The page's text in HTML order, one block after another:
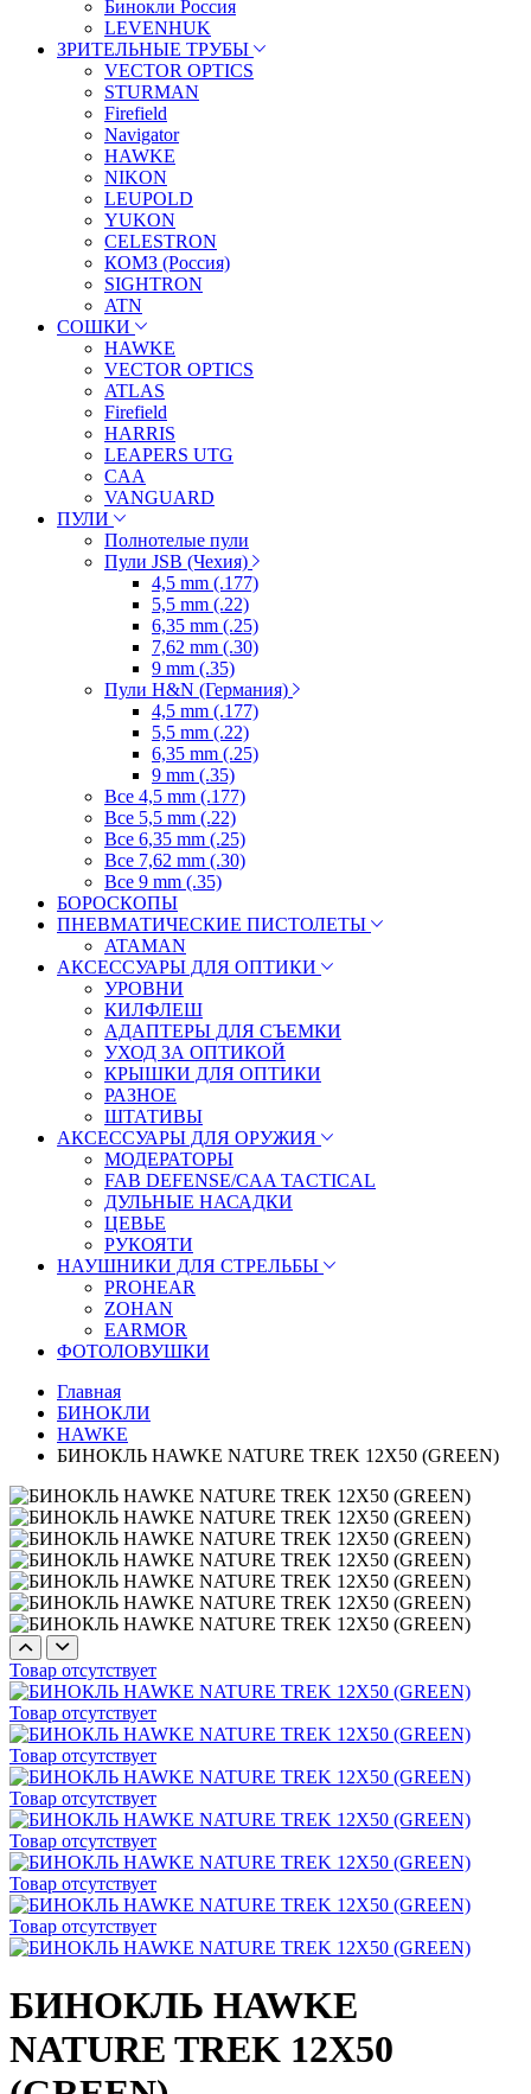
Бинокли Россия
LEVENHUK
ЗРИТЕЛЬНЫЕ ТРУБЫ
VECTOR OPTICS
STURMAN
Firefield
Navigator
HAWKE
NIKON
LEUPOLD
YUKON
CELESTRON
КОМЗ (Россия)
SIGHTRON
ATN
СОШКИ
HAWKE
VECTOR OPTICS
ATLAS
Firefield
HARRIS
LEAPERS UTG
CAA
VANGUARD
ПУЛИ
Полнотелые пули
Пули JSB (Чехия)
4,5 mm (.177)
5,5 mm (.22)
6,35 mm (.25)
7,62 mm (.30)
9 mm (.35)
Пули H&N (Германия)
4,5 mm (.177)
5,5 mm (.22)
6,35 mm (.25)
9 mm (.35)
Все 4,5 mm (.177)
Все 5,5 mm (.22)
Все 6,35 mm (.25)
Все 7,62 mm (.30)
Все 9 mm (.35)
БОРОСКОПЫ
ПНЕВМАТИЧЕСКИЕ ПИСТОЛЕТЫ
ATAMAN
АКСЕССУАРЫ ДЛЯ ОПТИКИ
УРОВНИ
КИЛФЛЕШ
АДАПТЕРЫ ДЛЯ СЪЕМКИ
УХОД ЗА ОПТИКОЙ
КРЫШКИ ДЛЯ ОПТИКИ
РАЗНОЕ
ШТАТИВЫ
АКСЕССУАРЫ ДЛЯ ОРУЖИЯ
МОДЕРАТОРЫ
FAB DEFENSE/CAA TACTICAL
ДУЛЬНЫЕ НАСАДКИ
ЦЕВЬЕ
РУКОЯТИ
НАУШНИКИ ДЛЯ СТРЕЛЬБЫ
PROHEAR
ZOHAN
EARMOR
ФОТОЛОВУШКИ
Главная
БИНОКЛИ
HAWKE
БИНОКЛЬ HAWKE NATURE TREK 12X50 (GREEN)
Товар отсутствует
Товар отсутствует
Товар отсутствует
Товар отсутствует
Товар отсутствует
Товар отсутствует
Товар отсутствует
БИНОКЛЬ HAWKE
NATURE TREK 12X50